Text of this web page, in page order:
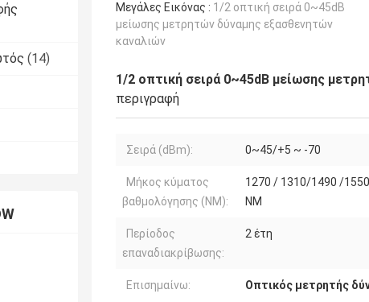
(14)
Μεγάλες Εικόνας : 1/2 οπτική σειρά 0~45dB
μείωσης μετρητών δύναμης εξασθενητών
καναλιών
1/2 οπτική σειρά 0~45dB μείωσης
περιγραφή
Σειρά (dBm): 0~45/+5 ~ -70
Μήκος κύματος
βαθμολόγησης (NM):
1270 / 1310/1490 /
NM
Περίοδος
επαναδιακρίβωσης:
2 έτη
Επισημαίνω: Οπτικός μετρητής